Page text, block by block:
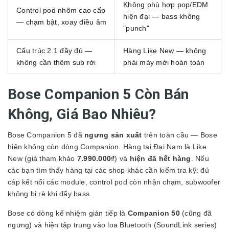
Control pod nhôm cao cấp
— chạm bật, xoay điều âm
Không phù hợp pop/EDM
hiện đại — bass không
"punch"
Cấu trúc 2.1 đầy đủ —
không cần thêm sub rời
Hàng Like New — không
phải máy mới hoàn toàn
Bose Companion 5 Còn Bán
Không, Giá Bao Nhiêu?
Bose Companion 5 đã ngưng sản xuất trên toàn cầu — Bose
hiện không còn dòng Companion. Hàng tại Đại Nam là Like
New (giá tham khảo 7.990.000₫) và hiện đã hết hàng . Nếu
các bạn tìm thấy hàng tại các shop khác cần kiểm tra kỹ: đủ
cáp kết nối các module, control pod còn nhận chạm, subwoofer
không bị rè khi đẩy bass.
Bose có dòng kế nhiệm gián tiếp là Companion 50(cũng đã
ngưng) và hiện tập trung vào loa Bluetooth (SoundLink series)